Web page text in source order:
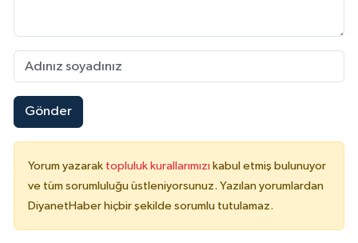
Gönder
Yorum yazarak topluluk kurallarımızı kabul etmiş bulunuyor
ve tüm sorumluluğu üstleniyorsunuz. Yazılan yorumlardan
DiyanetHaber hiçbir şekilde sorumlu tutulamaz.
Osmaniye Müftülüğü
Rize Müftülüğü
Samsun Müftülüğü
Siirt Müftülüğü